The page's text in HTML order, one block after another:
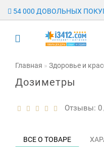
54 000 ДОВОЛЬНЫХ
Главная Здоровье и
Дозиметры
Отзывы: 0
ВСЕ О ТОВАРЕ